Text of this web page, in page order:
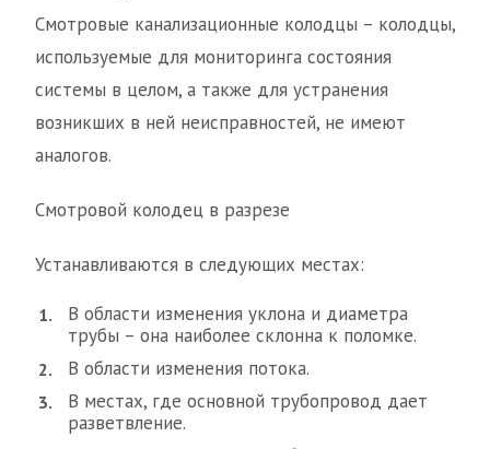
Смотровые канализационные колодцы – колодцы,
используемые для мониторинга состояния
системы в целом, а также для устранения
возникших в ней неисправностей, не имеют
аналогов.
Смотровой колодец в разрезе
Устанавливаются в следующих местах:
В области изменения уклона и диаметра
трубы – она наиболее склонна к поломке.
В области изменения потока.
В местах, где основной трубопровод дает
разветвление.